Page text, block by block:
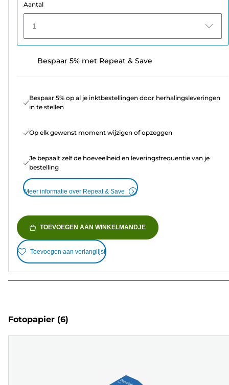
Aantal
1
Bespaar 5% met Repeat & Save
Bespaar 5% op al je inktbestellingen door herhalingsleveringen
in te stellen
Op elk gewenst moment wijzigen of opzeggen
Je bepaalt zelf de hoeveelheid en leveringsfrequentie van je
bestelling
Meer informatie over Repeat & Save
TOEVOEGEN AAN WINKELMANDJE
Toevoegen aan verlanglijst
Fotopapier (6)